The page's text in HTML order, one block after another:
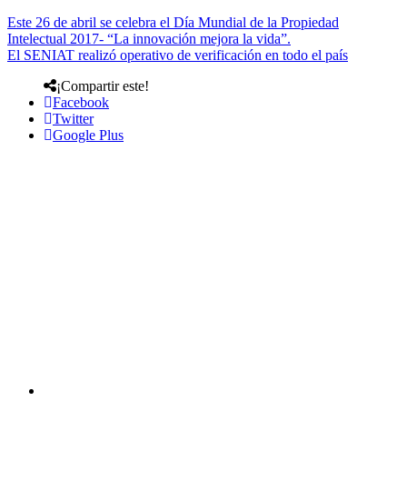
Este 26 de abril se celebra el Día Mundial de la Propiedad
Intelectual 2017- “La innovación mejora la vida”.
El SENIAT realizó operativo de verificación en todo el país
¡Compartir este!
Facebook
Twitter
Google Plus